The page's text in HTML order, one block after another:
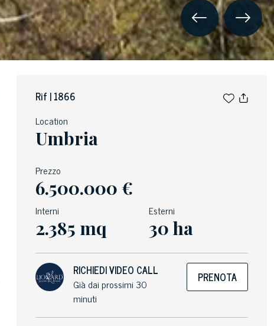
Rif | 1866
Location
Umbria
Prezzo
6.500.000 €
Interni
2.385 mq
Esterni
30 ha
RICHIEDI VIDEO CALL
Già dai prossimi 30
minuti
PRENOTA